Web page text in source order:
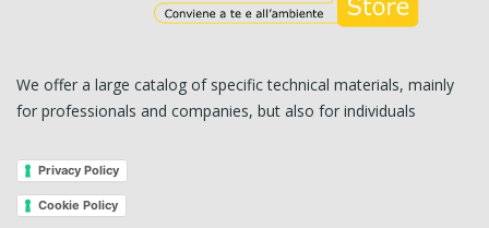
We offer a large catalog of specific technical materials, mainly
for professionals and companies, but also for individuals
Privacy Policy
Cookie Policy